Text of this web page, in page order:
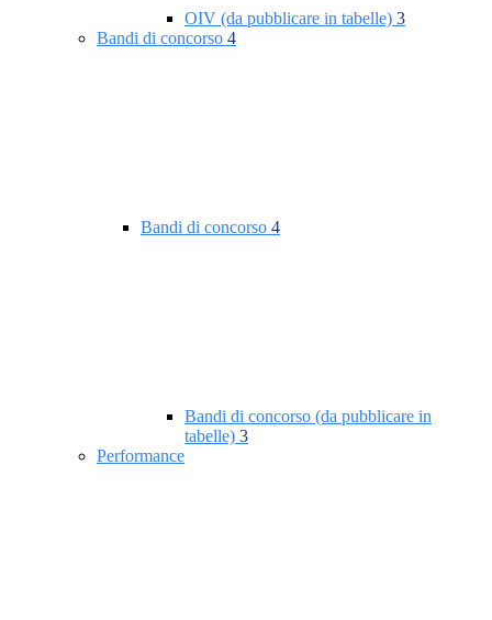
OIV (da pubblicare in tabelle) 3
Bandi di concorso 4
Bandi di concorso 4
Bandi di concorso (da pubblicare in
tabelle) 3
Performance